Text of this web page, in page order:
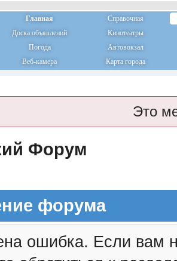
Главная
Справочная
Доска объявлений
Кинотеатры
Погода
Автовокзал
Веб-камера
Карта города
Это
Форум
форума
ошибка. Если вам